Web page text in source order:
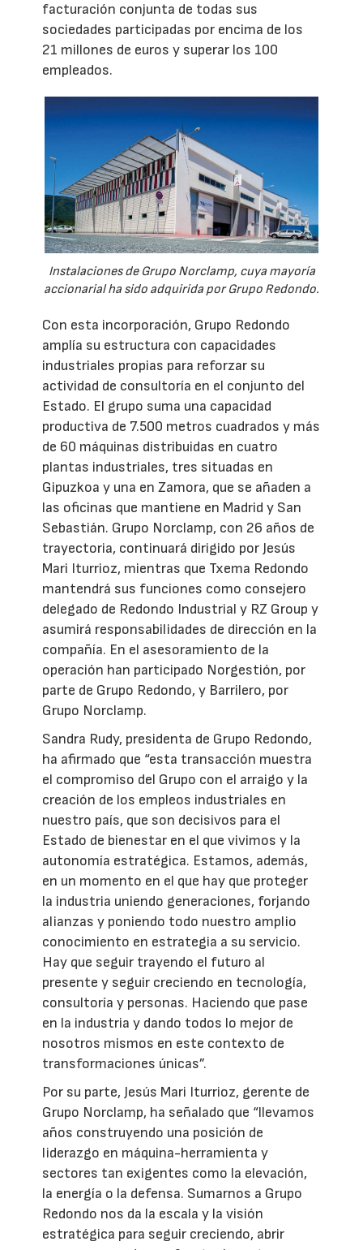
facturación conjunta de todas sus
sociedades participadas por encima de los
21 millones de euros y superar los 100
empleados.
Instalaciones de Grupo Norclamp, cuya mayoría
accionarial ha sido adquirida por Grupo Redondo.
Con esta incorporación, Grupo Redondo
amplía su estructura con capacidades
industriales propias para reforzar su
actividad de consultoría en el conjunto del
Estado. El grupo suma una capacidad
productiva de 7.500 metros cuadrados y más
de 60 máquinas distribuidas en cuatro
plantas industriales, tres situadas en
Gipuzkoa y una en Zamora, que se añaden a
las oficinas que mantiene en Madrid y San
Sebastián. Grupo Norclamp, con 26 años de
trayectoria, continuará dirigido por Jesús
Mari Iturrioz, mientras que Txema Redondo
mantendrá sus funciones como consejero
delegado de Redondo Industrial y RZ Group y
asumirá responsabilidades de dirección en la
compañía. En el asesoramiento de la
operación han participado Norgestión, por
parte de Grupo Redondo, y Barrilero, por
Grupo Norclamp.
Sandra Rudy, presidenta de Grupo Redondo,
ha afirmado que “esta transacción muestra
el compromiso del Grupo con el arraigo y la
creación de los empleos industriales en
nuestro país, que son decisivos para el
Estado de bienestar en el que vivimos y la
autonomía estratégica. Estamos, además,
en un momento en el que hay que proteger
la industria uniendo generaciones, forjando
alianzas y poniendo todo nuestro amplio
conocimiento en estrategia a su servicio.
Hay que seguir trayendo el futuro al
presente y seguir creciendo en tecnología,
consultoría y personas. Haciendo que pase
en la industria y dando todos lo mejor de
nosotros mismos en este contexto de
transformaciones únicas”.
Por su parte, Jesús Mari Iturrioz, gerente de
Grupo Norclamp, ha señalado que “llevamos
años construyendo una posición de
liderazgo en máquina-herramienta y
sectores tan exigentes como la elevación,
la energía o la defensa. Sumarnos a Grupo
Redondo nos da la escala y la visión
estratégica para seguir creciendo, abrir